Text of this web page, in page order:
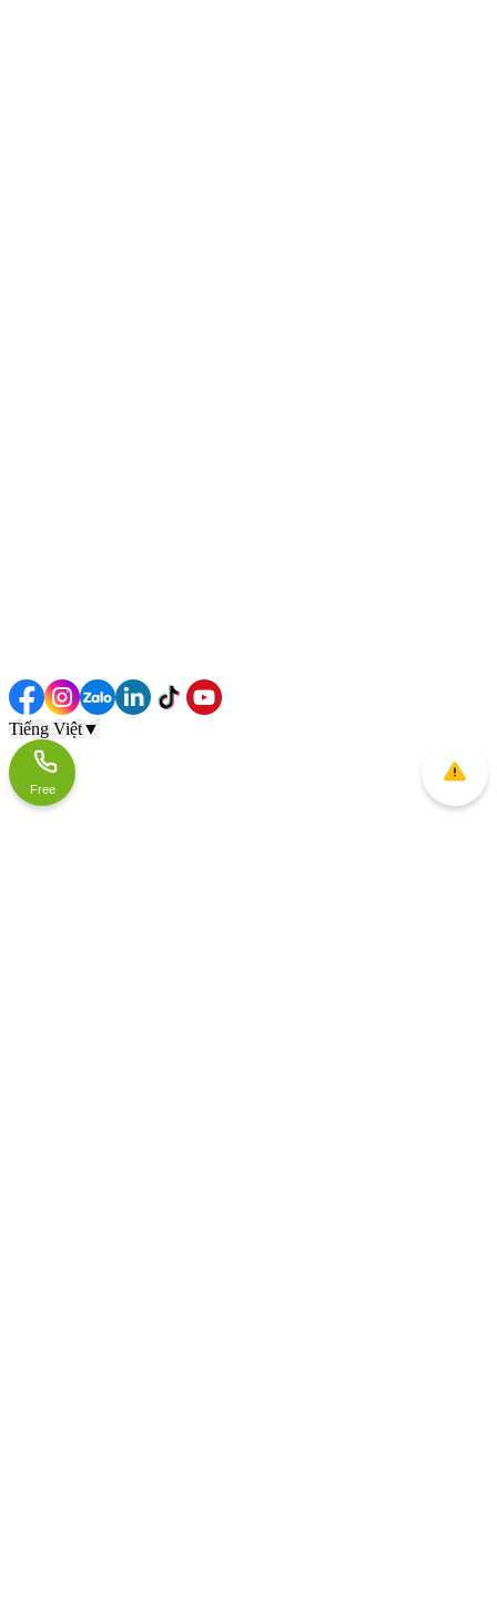
Tiếng Việt▼
Free